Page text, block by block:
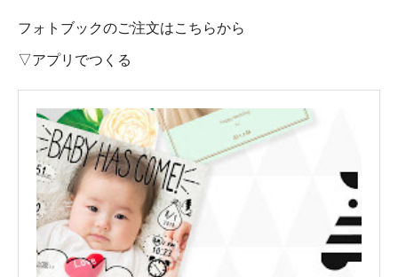
フォトブックのご注文はこちらから
▽アプリでつくる